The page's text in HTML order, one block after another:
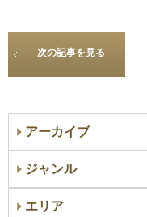
次の記事を見る
アーカイブ
ジャンル
エリア